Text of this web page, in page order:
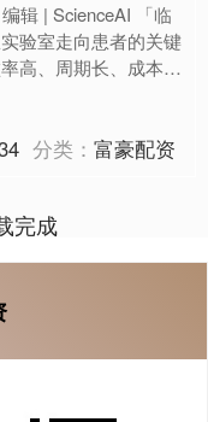
辑 | ScienceAI 「临
验室走向患者的关键
高、周期长、成本巨
人工智能重塑这条桥
分类：富豪配资
完成